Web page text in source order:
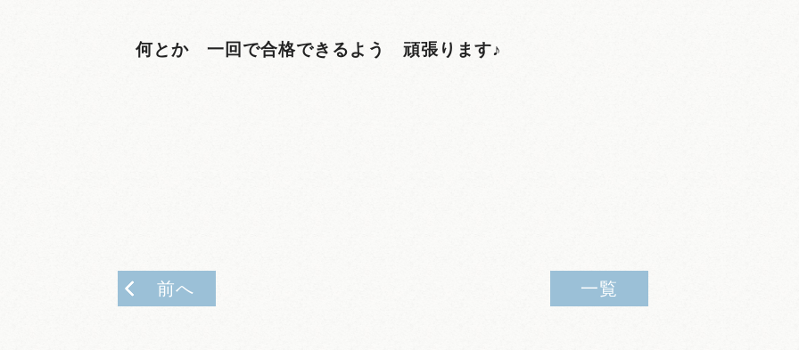
何とか 一回で合格できるよう 頑張ります♪
前へ 一覧